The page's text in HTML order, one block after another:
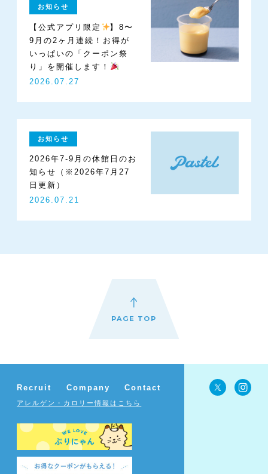
お知らせ
【公式アプリ限定
】8〜
9月の2ヶ月連続！お得が
いっぱいの「クーポン祭
り」を開催します！
2026.07.27
お知らせ
2026年7-9月の休館日のお
知らせ（※2026年7月27
日更新）
2026.07.21
PAGE TOP
Recruit Company Contact
アレルゲン・カロリー情報はこちら